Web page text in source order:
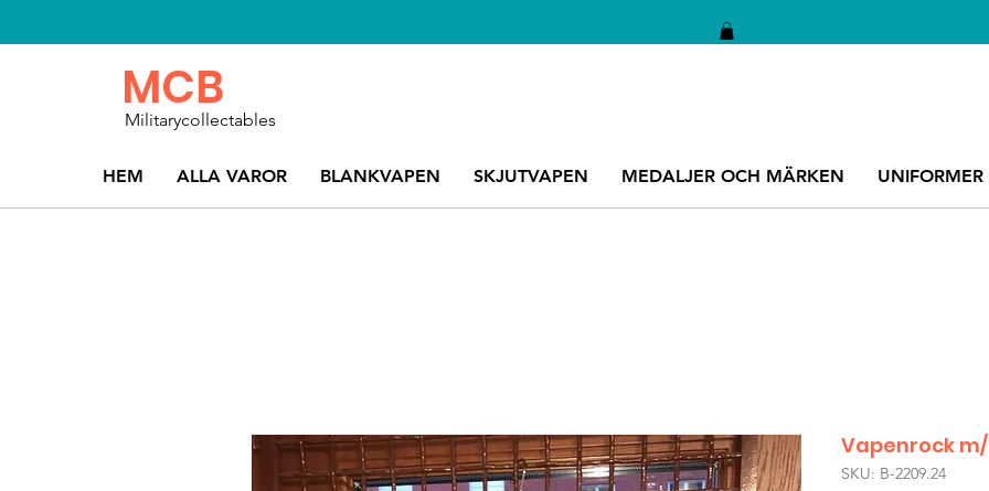
HEM ALLA VAROR BLANKVAPEN SKJUTVAPEN MEDALJER OCH MÄRKEN
MCB
Militarycollectables
Vapenrock
SKU: B-2209.24